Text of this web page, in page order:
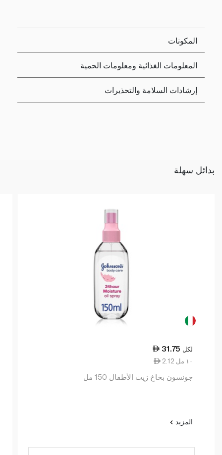
المكونات
المعلومات الغذائية ومعلومات الحمية
إرشادات السلامة والتحذيرات
بدائل سهلة
31.75 لكل
2.12 ١٠ مل
جونسون بخاخ زيت الأطفال 150 مل
المزيد